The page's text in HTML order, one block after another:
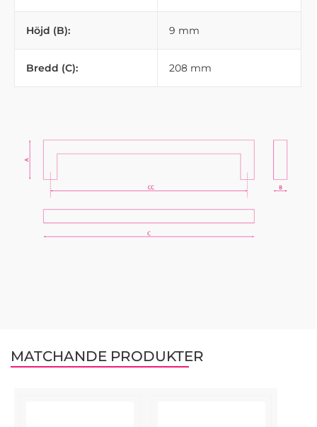
Höjd (B): 9 mm
Bredd (C): 208 mm
MATCHANDE PRODUKTER